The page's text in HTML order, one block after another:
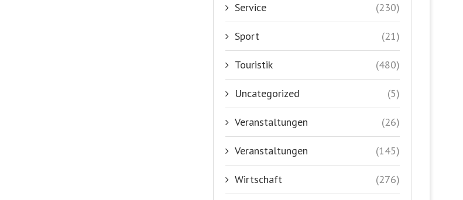
Service (230)
Sport (21)
Touristik (480)
Uncategorized (5)
Veranstaltungen (26)
Veranstaltungen (145)
Wirtschaft (276)